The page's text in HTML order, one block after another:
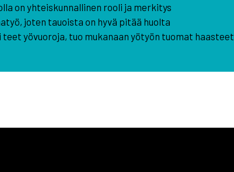
on yhteiskunnallinen rooli ja merkitys
joten tauoista on hyvä pitää huolta
teet yövuoroja, tuo mukanaan yötyön tuomat haasteet